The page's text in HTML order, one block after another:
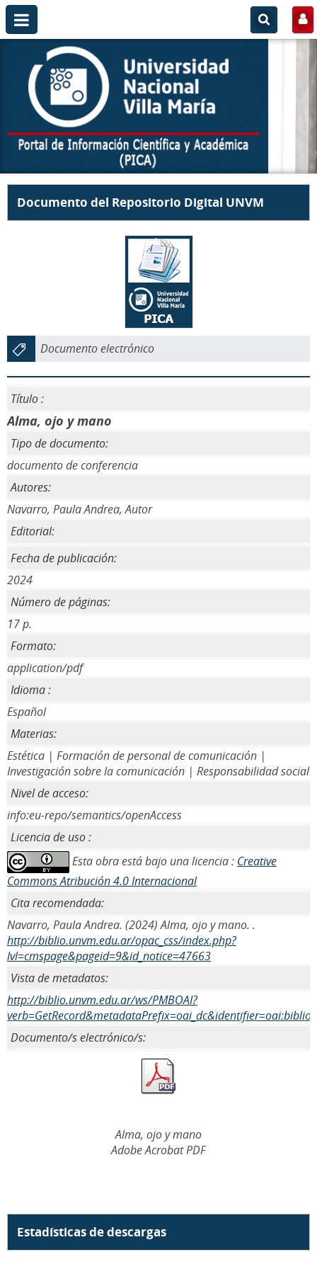
Documento del Repositorio Digital UNVM
Documento electrónico
Título :
Alma, ojo y mano
Tipo de documento:
documento de conferencia
Autores:
Navarro, Paula Andrea, Autor
Editorial:
Fecha de publicación:
2024
Número de páginas:
17 p.
Formato:
application/pdf
Idioma :
Español
Materias:
Estética | Formación de personal de comunicación |
Investigación sobre la comunicación | Responsabilidad social
Nivel de acceso:
info:eu-repo/semantics/openAccess
Licencia de uso :
Esta obra está bajo una licencia : Creative
Commons Atribución 4.0 Internacional
Cita recomendada:
Navarro, Paula Andrea. (2024) Alma, ojo y mano. .
http://biblio.unvm.edu.ar/opac_css/index.php?
lvl=cmspage&pageid=9&id_notice=47663
Vista de metadatos:
http://biblio.unvm.edu.ar/ws/PMBOAI?
Documento/s electrónico/s:
Alma, ojo y mano
Adobe Acrobat PDF
Estadísticas de descargas